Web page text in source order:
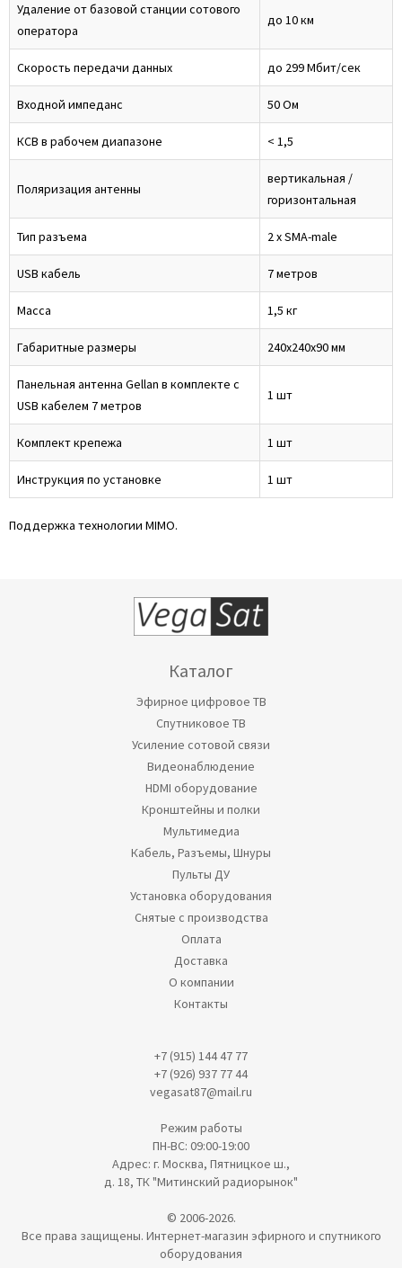
Удаление от базовой станции сотового
оператора
до 10 км
Cкорость передачи данных до 299 Мбит/сек
Входной импеданс 50 Ом
КСВ в рабочем диапазоне < 1,5
Поляризация антенны
вертикальная /
горизонтальная
Тип разъема 2 x SMA-male
USB кабель 7 метров
Масса 1,5 кг
Габаритные размеры 240х240х90 мм
Панельная антенна Gellan в комплекте с
USB кабелем 7 метров
1 шт
Комплект крепежа 1 шт
Инструкция по установке 1 шт
Поддержка технологии MIMO.
Каталог
Эфирное цифровое ТВ
Спутниковое ТВ
Усиление сотовой связи
Видеонаблюдение
HDMI оборудование
Кронштейны и полки
Мультимедиа
Кабель, Разъемы, Шнуры
Пульты ДУ
Установка оборудования
Снятые с производства
Оплата
Доставка
О компании
Контакты
+7 (915) 144 47 77
+7 (926) 937 77 44
vegasat87@mail.ru
Режим работы
ПН-ВС: 09:00-19:00
Адрес: г. Москва, Пятницкое ш.,
д. 18, ТК "Митинский радиорынок"
© 2006-2026.
Все права защищены. Интернет-магазин эфирного и спутникого
оборудования